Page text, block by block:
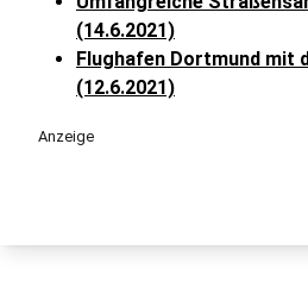
(14.6.2021)
Flughafen Dortmund mit
(12.6.2021)
Anzeige